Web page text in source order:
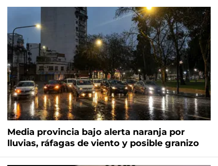
Media provincia bajo alerta naranja por
lluvias, ráfagas de viento y posible granizo